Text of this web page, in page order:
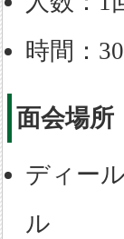
時間：
面会場所
ディー
ル